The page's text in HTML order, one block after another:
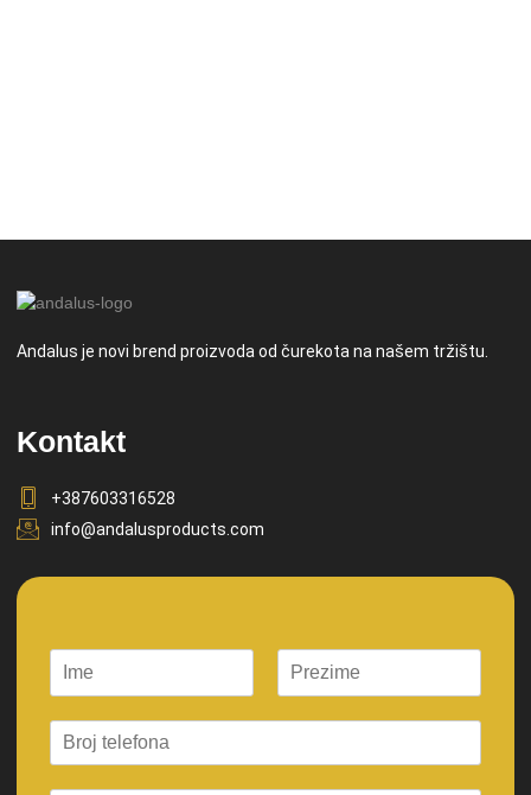
Andalus je novi brend proizvoda od čurekota na našem tržištu.
Kontakt
+387603316528
info@andalusproducts.com
i
s
a
t